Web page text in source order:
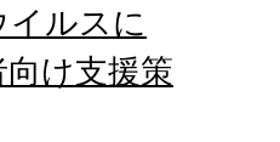
イルスに
け支援策